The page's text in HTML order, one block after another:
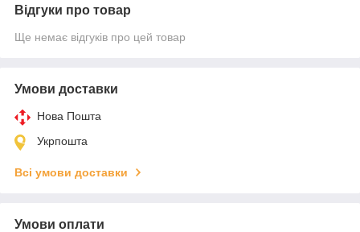
Відгуки про товар
Ще немає відгуків про цей товар
Умови доставки
Нова Пошта
Укрпошта
Всі умови доставки
Умови оплати